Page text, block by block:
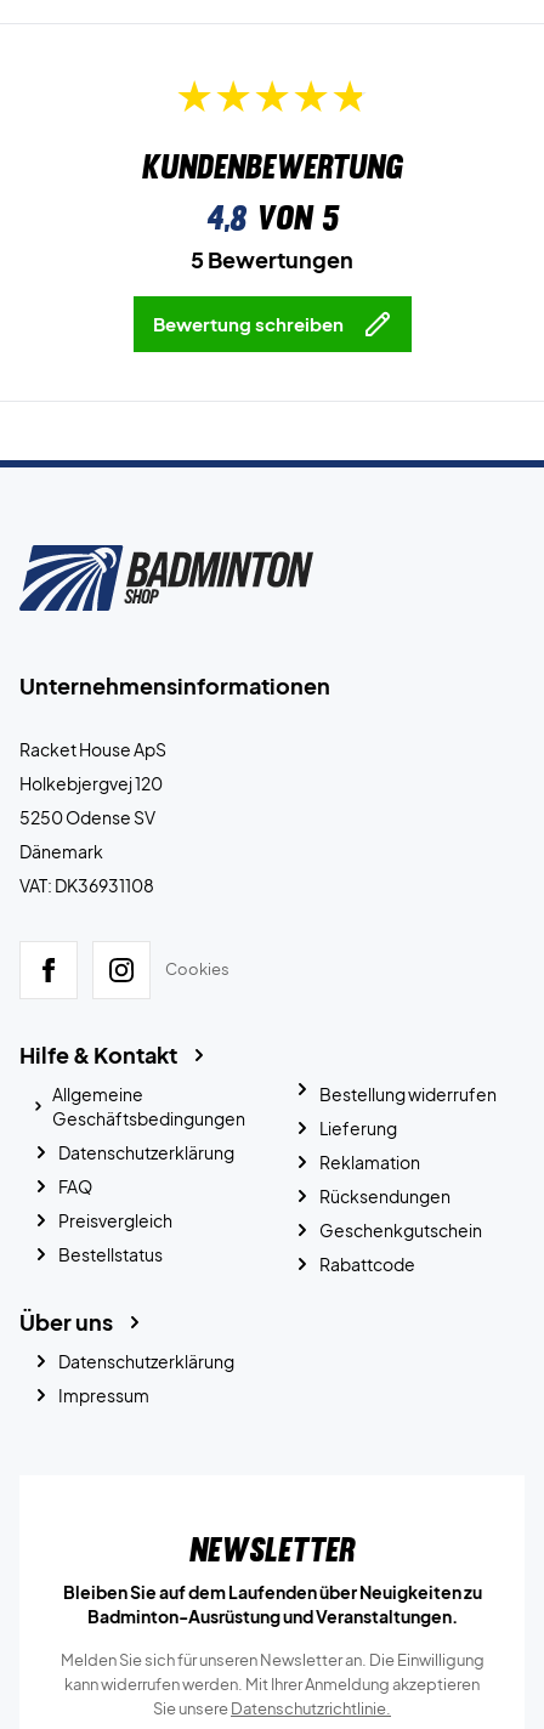
Kundenbewertung
4,8von 5
5 Bewertungen
Bewertung schreiben
Unternehmensinformationen
Racket House ApS
Holkebjergvej 120
5250 Odense SV
Dänemark
VAT: DK36931108
Cookies
Hilfe & Kontakt
Allgemeine
Geschäftsbedingungen
Datenschutzerklärung
FAQ
Preisvergleich
Bestellstatus
Bestellung widerrufen
Lieferung
Reklamation
Rücksendungen
Geschenkgutschein
Rabattcode
Über uns
Datenschutzerklärung
Impressum
Newsletter
Bleiben Sie auf dem Laufenden über Neuigkeiten zu
Badminton-Ausrüstung und Veranstaltungen.
Melden Sie sich für unseren Newsletter an. Die Einwilligung
kann widerrufen werden. Mit Ihrer Anmeldung akzeptieren
Sie unsereDatenschutzrichtlinie.